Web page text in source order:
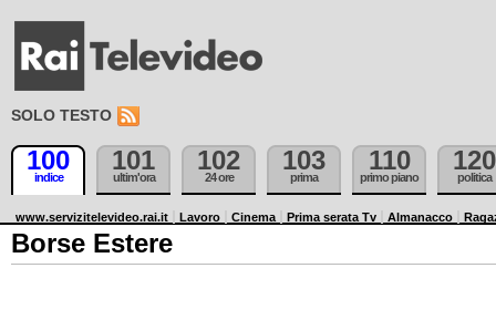
SOLO TESTO
100
indice
101
ultim'ora
102
24 ore
103
prima
110
primo piano
120
politica
www.servizitelevideo.rai.it Lavoro Cinema Prima serata Tv Almanacco
Borse Estere